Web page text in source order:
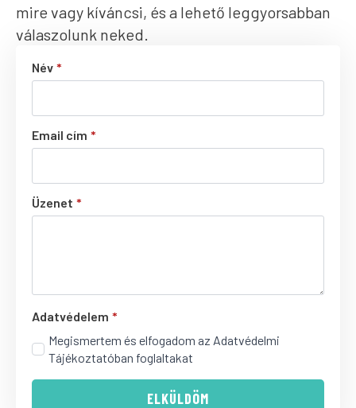
mire vagy kíváncsi, és a lehető leggyorsabban
válaszolunk neked.
Név *
Email cím *
Üzenet *
Adatvédelem *
Megismertem és elfogadom az Adatvédelmi
Tájékoztatóban foglaltakat
ELKÜLDÖM